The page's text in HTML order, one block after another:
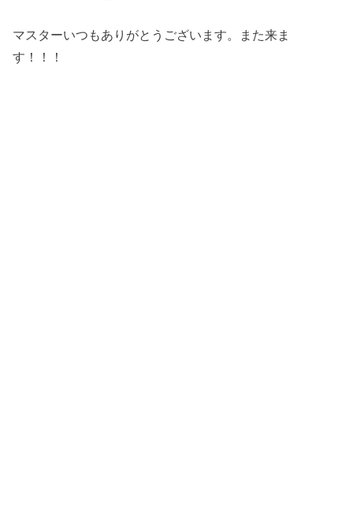
マスターいつもありがとうございます。また来ま
す！！！